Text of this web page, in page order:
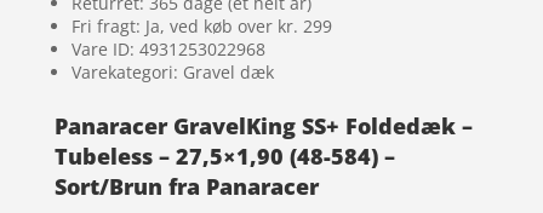
Fri fragt: Ja, ved køb over kr. 299
Vare ID: 4931253022968
Varekategori: Gravel dæk
Panaracer GravelKing SS+ Foldedæk –
Tubeless – 27,5×1,90 (48-584) –
Sort/Brun fra Panaracer